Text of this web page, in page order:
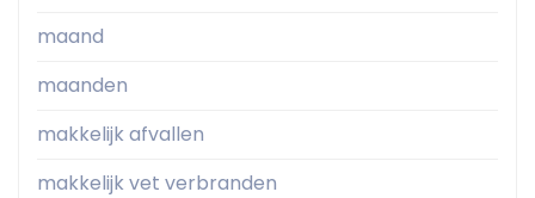
maand
maanden
makkelijk afvallen
makkelijk vet verbranden